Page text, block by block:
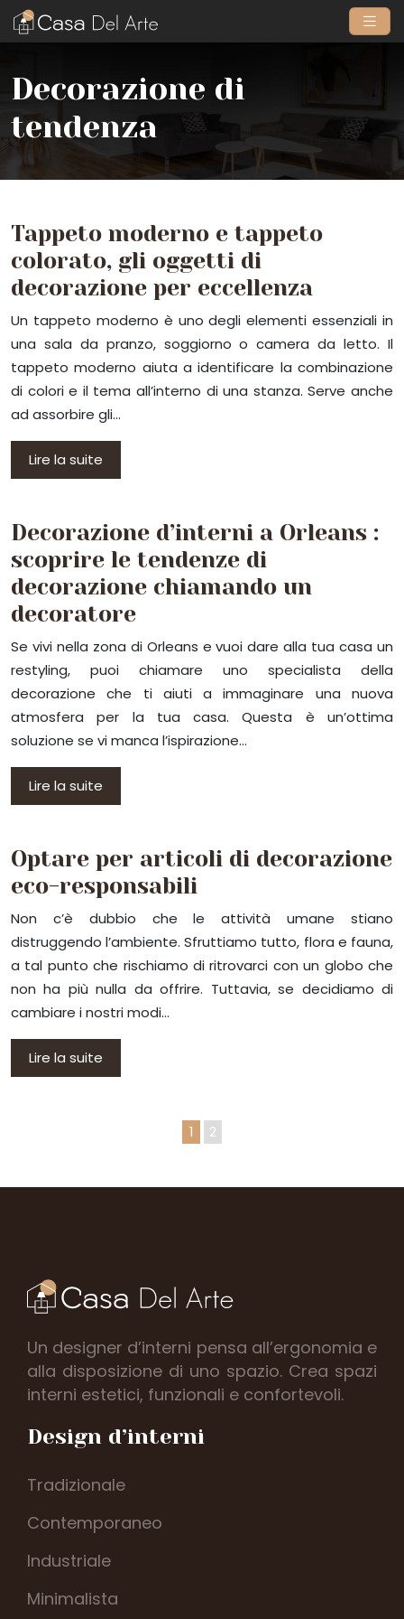
Decorazione di
tendenza
Tappeto moderno e tappeto
colorato, gli oggetti di
decorazione per eccellenza
Un tappeto moderno è uno degli elementi essenziali in
una sala da pranzo, soggiorno o camera da letto. Il
tappeto moderno aiuta a identificare la combinazione
di colori e il tema all’interno di una stanza. Serve anche
ad assorbire gli…
Lire la suite
Decorazione d’interni a Orleans :
scoprire le tendenze di
decorazione chiamando un
decoratore
Se vivi nella zona di Orleans e vuoi dare alla tua casa un
restyling, puoi chiamare uno specialista della
decorazione che ti aiuti a immaginare una nuova
atmosfera per la tua casa. Questa è un’ottima
soluzione se vi manca l’ispirazione…
Lire la suite
Optare per articoli di decorazione
eco-responsabili
Non c’è dubbio che le attività umane stiano
distruggendo l’ambiente. Sfruttiamo tutto, flora e fauna,
a tal punto che rischiamo di ritrovarci con un globo che
non ha più nulla da offrire. Tuttavia, se decidiamo di
cambiare i nostri modi…
Lire la suite
1 2
Un designer d’interni pensa all’ergonomia e
alla disposizione di uno spazio. Crea spazi
interni estetici, funzionali e confortevoli.
Design d’interni
Tradizionale
Contemporaneo
Industriale
Minimalista